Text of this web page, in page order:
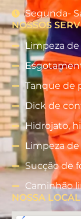
Segunda-
NOSSOS
Limpeza de
Tanque de
Dick de
Hidrojato,
Limpeza de
Sucção de
Caminhão
NOSSA